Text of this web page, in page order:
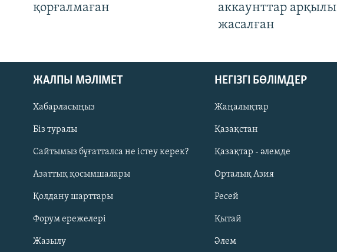
Русский
ЖАЗЫЛЫҢЫЗ
қорғалмаған
аккаунттар арқылы
жасалған
ЖАЛПЫ МӘЛІМЕТ
Хабарласыңыз
Біз туралы
Сайтымыз бұғатталса не істеу керек?
Азаттық қосымшалары
Қолдану шарттары
Форум ережелері
Жазылу
НЕГІЗГІ БӨЛІМДЕР
Жаңалықтар
Қазақстан
Қазақтар - әлемде
Орталық Азия
Ресей
Қытай
Әлем